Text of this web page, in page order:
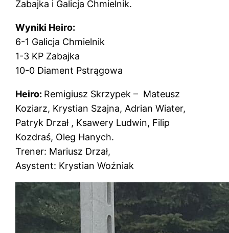
Zabajka i Galicja Chmielnik.
Wyniki Heiro:
6-1 Galicja Chmielnik
1-3 KP Zabajka
10-0 Diament Pstrągowa
Heiro: Remigiusz Skrzypek – Mateusz
Koziarz, Krystian Szajna, Adrian Wiater,
Patryk Drzał , Ksawery Ludwin, Filip
Kozdraś, Oleg Hanych.
Trener: Mariusz Drzał,
Asystent: Krystian Woźniak